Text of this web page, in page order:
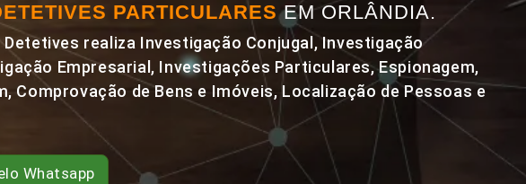
PARTICULARESEM ORLÂNDIA.
Detetives realiza Investigação Conjugal, Investigação
Empresarial, Investigações Particulares, Espionagem,
Comprovação de Bens e Imóveis, Localização de Pessoas e
Whatsapp